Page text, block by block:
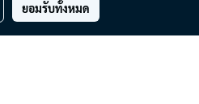
ยอมรับทั้งหมด